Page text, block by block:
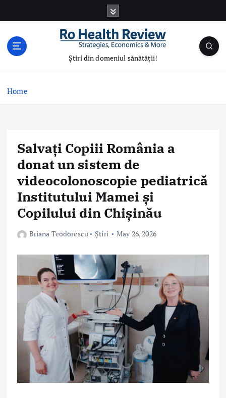
Știri din domeniul sănătății!
Home
Salvați Copiii România a
donat un sistem de
videocolonoscopie pediatrică
Institutului Mamei și
Copilului din Chișinău
Briana Teodorescu Știri May 26, 2026